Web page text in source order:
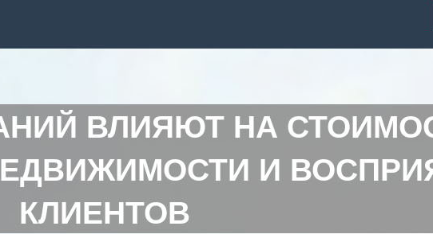
ВЛИЯЮТ НА
И
КЛИЕНТОВ